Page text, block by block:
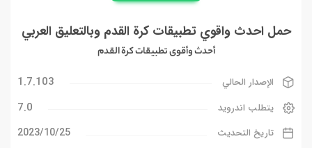
حمل احدث واقوي تطبيقات كرة القدم وبالتعليق العربي
أحدث وأقوى تطبيقات كرة القدم
الإصدار الحالي 1.7.103
يتطلب اندرويد 7.0
تاريخ التحديث 25‏/10‏/2023